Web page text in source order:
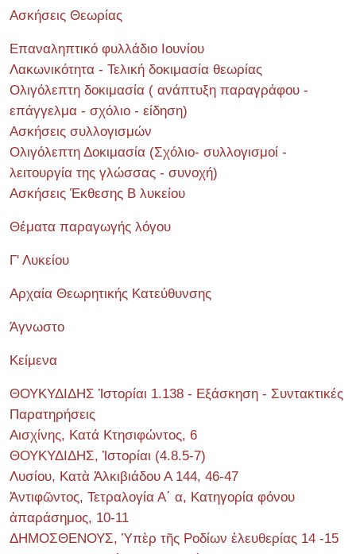
Ασκήσεις Θεωρίας
Επαναληπτικό φυλλάδιο Ιουνίου
Λακωνικότητα - Τελική δοκιμασία θεωρίας
Ολιγόλεπτη δοκιμασία ( ανάπτυξη παραγράφου -
επάγγελμα - σχόλιο - είδηση)
Ασκήσεις συλλογισμών
Ολιγόλεπτη Δοκιμασία (Σχόλιο- συλλογισμοί -
λειτουργία της γλώσσας - συνοχή)
Ασκήσεις Έκθεσης Β λυκείου
Θέματα παραγωγής λόγου
Γ' Λυκείου
Αρχαία Θεωρητικής Κατεύθυνσης
Άγνωστο
Κείμενα
ΘΟΥΚΥΔΙΔΗΣ Ἱστορίαι 1.138 - Εξάσκηση - Συντακτικές
Παρατηρήσεις
Αισχίνης, Κατά Κτησιφώντος, 6
ΘΟΥΚΥΔΙΔΗΣ, Ἱστορίαι (4.8.5-7)
Λυσίου, Κατὰ Ἀλκιβιάδου Α 144, 46-47
Ἀντιφῶντος, Τετραλογία Α΄ α, Κατηγορία φόνου
ἀπαράσημος, 10-11
ΔΗΜΟΣΘΕΝΟΥΣ, Ὑπὲρ τῆς Ροδίων ἐλευθερίας 14 -15